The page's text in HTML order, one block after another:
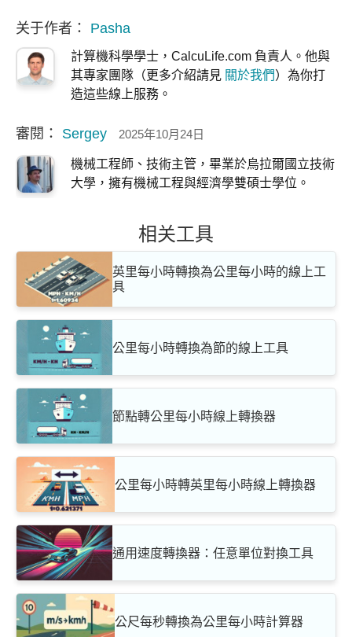
关于作者： Pasha
計算機科學學士，CalcuLife.com 負責人。他與
其專家團隊（更多介紹請見 關於我們）為你打
造這些線上服務。
審閱： Sergey 2025年10月24日
機械工程師、技術主管，畢業於烏拉爾國立技術
大學，擁有機械工程與經濟學雙碩士學位。
相关工具
英里每小時轉換為公里每小時的線上工
具
公里每小時轉換為節的線上工具
節點轉公里每小時線上轉換器
公里每小時轉英里每小時線上轉換器
通用速度轉換器：任意單位對換工具
公尺每秒轉換為公里每小時計算器